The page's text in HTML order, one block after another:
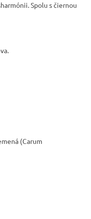
Spolu s čiernou
(Carum